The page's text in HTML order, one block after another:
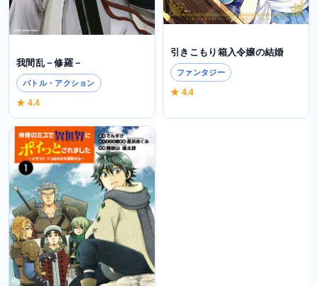
我間乱－修羅－
バトル・アクション
★ 4.4
引きこもり箱入令嬢の結婚
ファンタジー
★ 4.4